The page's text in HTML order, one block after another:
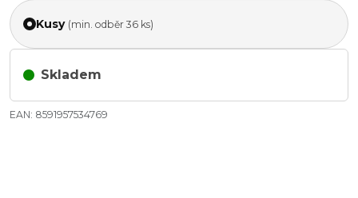
Kusy (min. odběr 36 ks)
Skladem
EAN: 8591957534769